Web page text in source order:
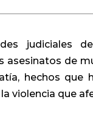
judiciales
asesinatos de
hechos que
violencia que